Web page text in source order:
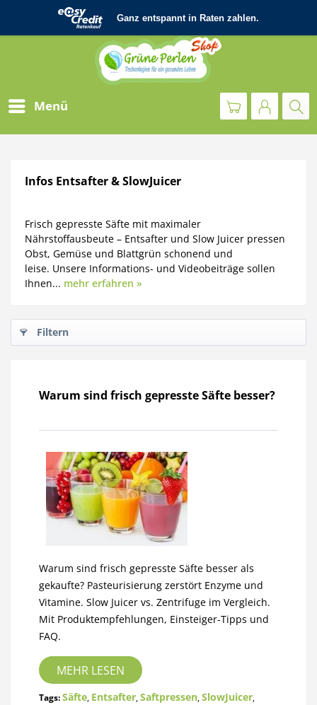
Menü
Infos Entsafter & SlowJuicer
Frisch gepresste Säfte mit maximaler
Nährstoffausbeute – Entsafter und Slow Juicer pressen
Obst, Gemüse und Blattgrün schonend und
leise. Unsere Informations- und Videobeiträge sollen
Ihnen... mehr erfahren »
Filtern
Warum sind frisch gepresste Säfte besser?
Warum sind frisch gepresste Säfte besser als
gekaufte? Pasteurisierung zerstört Enzyme und
Vitamine. Slow Juicer vs. Zentrifuge im Vergleich.
Mit Produktempfehlungen, Einsteiger-Tipps und
FAQ.
MEHR LESEN
Tags:Säfte, Entsafter,Saftpressen,SlowJuicer,